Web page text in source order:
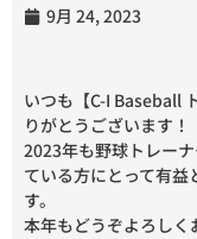
9月 24, 2023
いつも【C-I Baseball
りがとうございます！
2023年も野球トレー
ている方にとって有
す。
本年もどうぞよろしく